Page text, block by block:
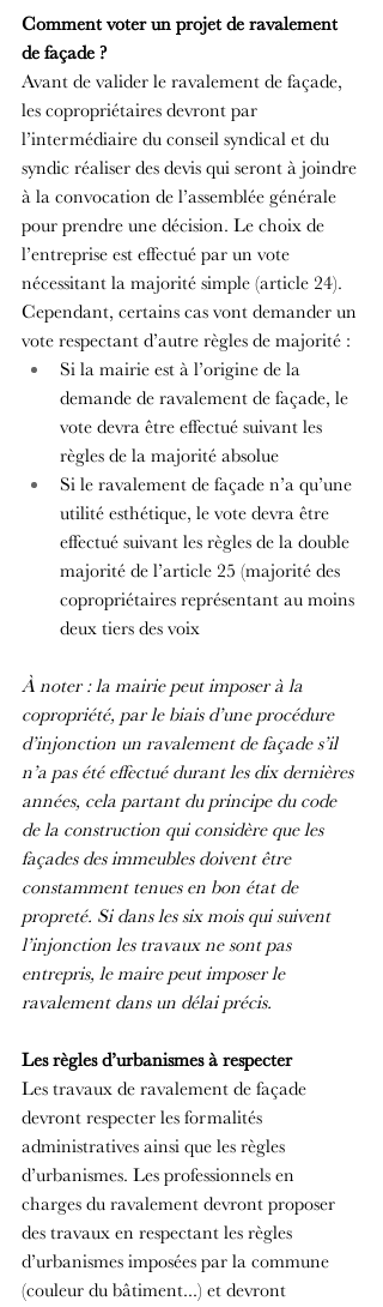
Comment voter un projet de ravalement
de façade ?
Avant de valider le ravalement de façade,
les copropriétaires devront par
l’intermédiaire du conseil syndical et du
syndic réaliser des devis qui seront à joindre
à la convocation de l’assemblée générale
pour prendre une décision. Le choix de
l’entreprise est effectué par un vote
nécessitant la majorité simple (article 24).
Cependant, certains cas vont demander un
vote respectant d’autre règles de majorité :
Si la mairie est à l’origine de la
demande de ravalement de façade, le
vote devra être effectué suivant les
règles de la majorité absolue
Si le ravalement de façade n’a qu’une
utilité esthétique, le vote devra être
effectué suivant les règles de la double
majorité de l’article 25 (majorité des
copropriétaires représentant au moins
deux tiers des voix
À noter : la mairie peut imposer à la
copropriété, par le biais d’une procédure
d’injonction un ravalement de façade s’il
n’a pas été effectué durant les dix dernières
années, cela partant du principe du code
de la construction qui considère que les
façades des immeubles doivent être
constamment tenues en bon état de
propreté. Si dans les six mois qui suivent
l’injonction les travaux ne sont pas
entrepris, le maire peut imposer le
ravalement dans un délai précis.
Les règles d’urbanismes à respecter
Les travaux de ravalement de façade
devront respecter les formalités
administratives ainsi que les règles
d’urbanismes. Les professionnels en
charges du ravalement devront proposer
des travaux en respectant les règles
d’urbanismes imposées par la commune
(couleur du bâtiment...) et devront